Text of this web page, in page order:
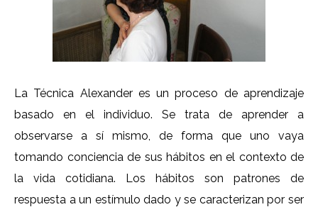
La Técnica Alexander es un proceso de aprendizaje
basado en el individuo. Se trata de aprender a
observarse a sí mismo, de forma que uno vaya
tomando conciencia de sus hábitos en el contexto de
la vida cotidiana. Los hábitos son patrones de
respuesta a un estímulo dado y se caracterizan por ser